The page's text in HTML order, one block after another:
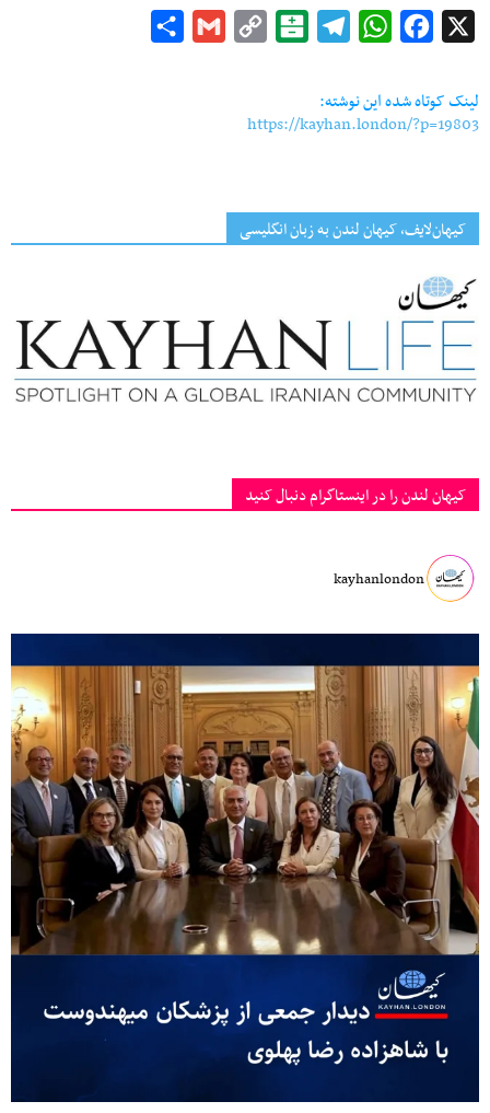
Facebook
WhatsApp
Telegram
Balatarin
Copy
Gmail
لینک کوتاه شده این نوشته:
https://kayhan.london/?p=19803
کیهان‌لایف، کیهان لندن به زبان انگلیسی
کیهان لندن را در اینستاگرام دنبال کنید
kayhanlondon